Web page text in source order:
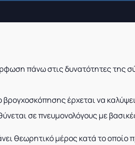
πάνω στις δυνατότητες της
βρογχοσκόπησης έρχεται να
σε πνευμονολόγους με
θεωρητικό μέρος κατά το οποίο